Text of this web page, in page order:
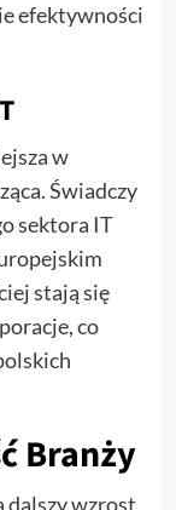
efektywności
w
Świadczy
sektora IT
stają się
co
Branży
dalszy wzrost